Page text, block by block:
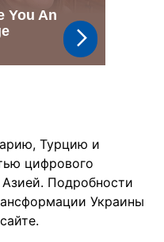
Турцию и
цифрового
Подробности
Украины